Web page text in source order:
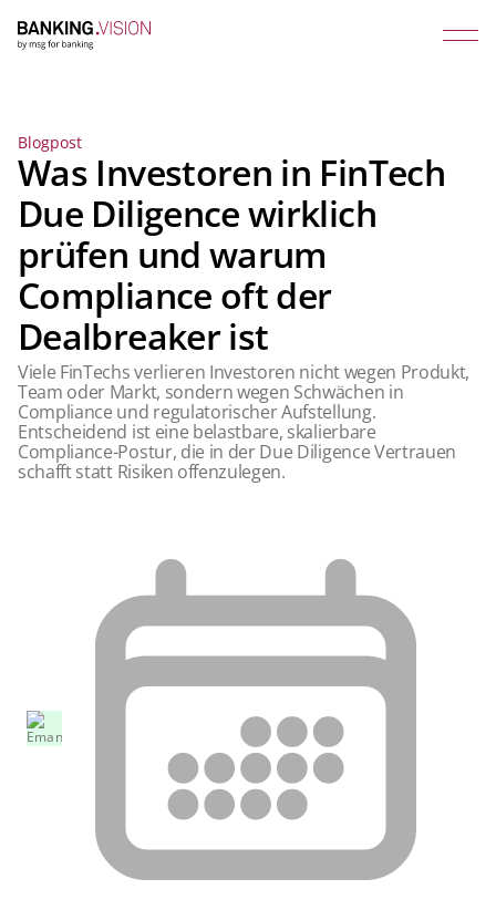
Blogpost
Was Investoren in FinTech
Due Diligence wirklich
prüfen und warum
Compliance oft der
Dealbreaker ist
Viele FinTechs verlieren Investoren nicht wegen Produkt,
Team oder Markt, sondern wegen Schwächen in
Compliance und regulatorischer Aufstellung.
Entscheidend ist eine belastbare, skalierbare
Compliance-Postur, die in der Due Diligence Vertrauen
schafft statt Risiken offenzulegen.